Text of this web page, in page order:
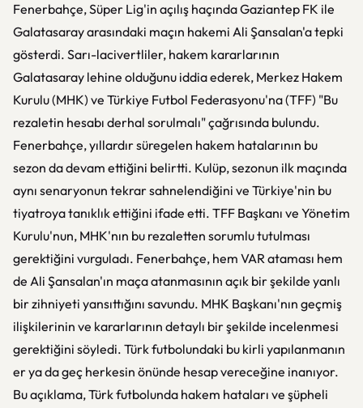
Fenerbahçe, Süper Lig'in açılış haçında Gaziantep FK ile
Galatasaray arasındaki maçın hakemi Ali Şansalan'a tepki
gösterdi. Sarı-lacivertliler, hakem kararlarının
Galatasaray lehine olduğunu iddia ederek, Merkez Hakem
Kurulu (MHK) ve Türkiye Futbol Federasyonu'na (TFF) "Bu
rezaletin hesabı derhal sorulmalı" çağrısında bulundu.
Fenerbahçe, yıllardır süregelen hakem hatalarının bu
sezon da devam ettiğini belirtti. Kulüp, sezonun ilk maçında
aynı senaryonun tekrar sahnelendiğini ve Türkiye'nin bu
tiyatroya tanıklık ettiğini ifade etti. TFF Başkanı ve Yönetim
Kurulu'nun, MHK'nın bu rezaletten sorumlu tutulması
gerektiğini vurguladı. Fenerbahçe, hem VAR ataması hem
de Ali Şansalan'ın maça atanmasının açık bir şekilde yanlı
bir zihniyeti yansıttığını savundu. MHK Başkanı'nın geçmiş
ilişkilerinin ve kararlarının detaylı bir şekilde incelenmesi
gerektiğini söyledi. Türk futbolundaki bu kirli yapılanmanın
er ya da geç herkesin önünde hesap vereceğine inanıyor.
Bu açıklama, Türk futbolunda hakem hataları ve şüpheli